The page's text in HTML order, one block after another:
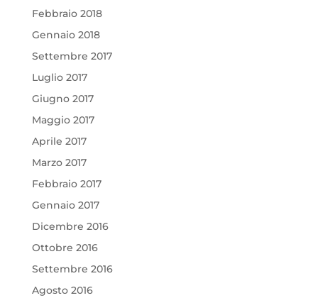
Febbraio 2018
Gennaio 2018
Settembre 2017
Luglio 2017
Giugno 2017
Maggio 2017
Aprile 2017
Marzo 2017
Febbraio 2017
Gennaio 2017
Dicembre 2016
Ottobre 2016
Settembre 2016
Agosto 2016